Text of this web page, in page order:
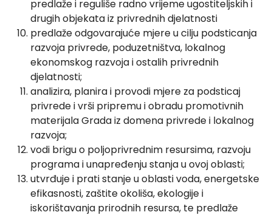
predlaže i reguliše radno vrijeme ugostiteljskih i
drugih objekata iz privrednih djelatnosti
predlaže odgovarajuće mjere u cilju podsticanja
razvoja privrede, poduzetništva, lokalnog
ekonomskog razvoja i ostalih privrednih
djelatnosti;
analizira, planira i provodi mjere za podsticaj
privrede i vrši pripremu i obradu promotivnih
materijala Grada iz domena privrede i lokalnog
razvoja;
vodi brigu o poljoprivrednim resursima, razvoju
programa i unapređenju stanja u ovoj oblasti;
utvrđuje i prati stanje u oblasti voda, energetske
efikasnosti, zaštite okoliša, ekologije i
iskorištavanja prirodnih resursa, te predlaže